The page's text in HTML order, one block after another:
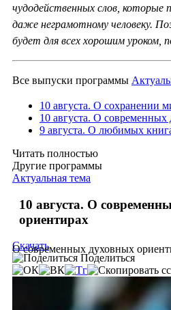
чудодейственных слов, которые
даже неграмотному человеку.
будет для всех хорошим уроком,
Все выпуски программы
10 августа. О сохранении
10 августа. О
9 августа. О любимых
Читать полностью
Другие программы
Актуальная тема
10 августа. О
ориентирах
О современных духовных
Скачать
Поделиться